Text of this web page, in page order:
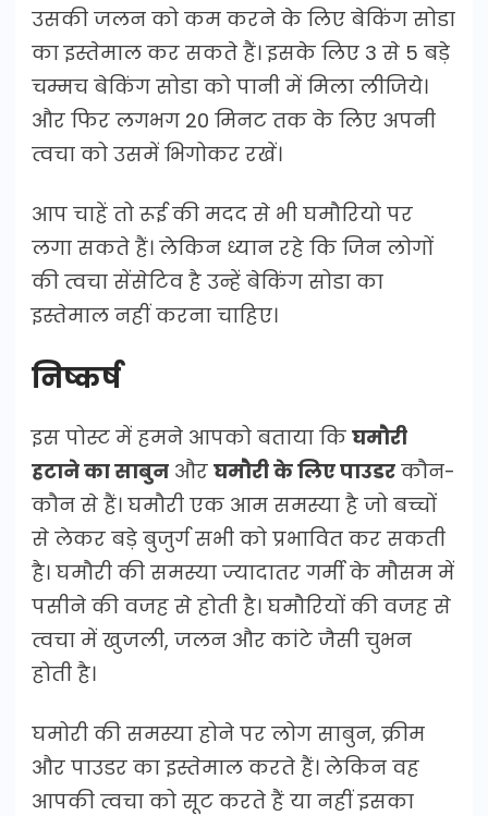
उसकी जलन को कम करने के लिए बेकिंग सोडा
का इस्तेमाल कर सकते हैं। इसके लिए 3 से 5 बड़े
चम्मच बेकिंग सोडा को पानी में मिला लीजिये।
और फिर लगभग 20 मिनट तक के लिए अपनी
त्वचा को उसमें भिगोकर रखें।
आप चाहें तो रूई की मदद से भी घमौरियो पर
लगा सकते हैं। लेकिन ध्यान रहे कि जिन लोगों
की त्वचा सेंसेटिव है उन्हें बेकिंग सोडा का
इस्तेमाल नहीं करना चाहिए।
निष्कर्ष
इस पोस्ट में हमने आपको बताया कि घमौरी
हटाने का साबुन और घमौरी के लिए पाउडर कौन-
कौन से हैं। घमौरी एक आम समस्या है जो बच्चों
से लेकर बड़े बुजुर्ग सभी को प्रभावित कर सकती
है। घमौरी की समस्या ज्यादातर गर्मी के मौसम में
पसीने की वजह से होती है। घमौरियों की वजह से
त्वचा में खुजली, जलन और कांटे जैसी चुभन
होती है।
घमोरी की समस्या होने पर लोग साबुन, क्रीम
और पाउडर का इस्तेमाल करते हैं। लेकिन वह
आपकी त्वचा को सूट करते हैं या नहीं इसका